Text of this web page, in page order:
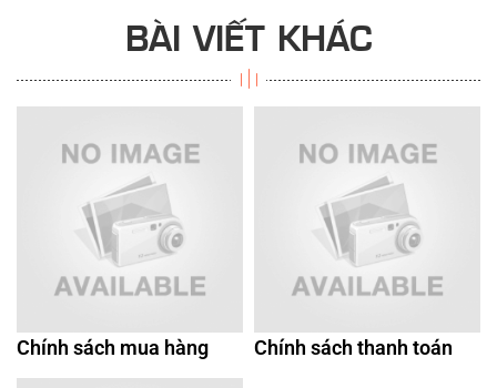
BÀI VIẾT KHÁC
Chính sách mua hàng Chính sách thanh toán